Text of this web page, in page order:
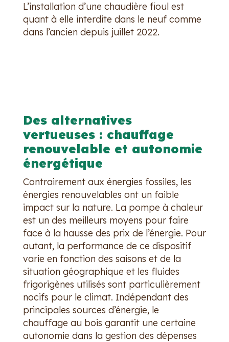
L’installation d’une chaudière fioul est
quant à elle interdite dans le neuf comme
dans l’ancien depuis juillet 2022.
Des alternatives
vertueuses : chauffage
renouvelable et autonomie
énergétique
Contrairement aux énergies fossiles, les
énergies renouvelables ont un faible
impact sur la nature. La pompe à chaleur
est un des meilleurs moyens pour faire
face à la hausse des prix de l’énergie. Pour
autant, la performance de ce dispositif
varie en fonction des saisons et de la
situation géographique et les fluides
frigorigènes utilisés sont particulièrement
nocifs pour le climat. Indépendant des
principales sources d’énergie, le
chauffage au bois garantit une certaine
autonomie dans la gestion des dépenses